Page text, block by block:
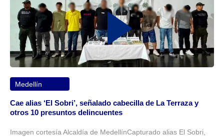
Medellín
Cae alias ‘El Sobri’, señalado cabecilla de La Terraza y
otros 10 presuntos delincuentes
Imagen cortesía Alcaldía de MedellínCapturado alias El Sobri,